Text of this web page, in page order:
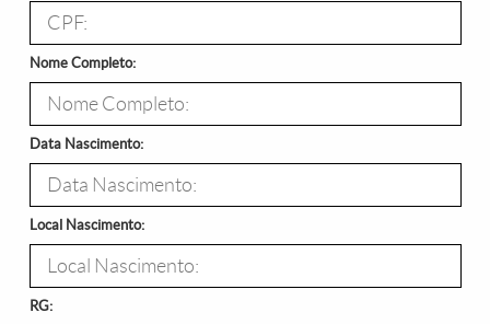
Nome Completo:
Data Nascimento:
Local Nascimento:
RG: